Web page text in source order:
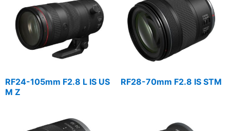
RF24-105mm F2.8 L IS US
M Z
RF28-70mm F2.8 IS STM